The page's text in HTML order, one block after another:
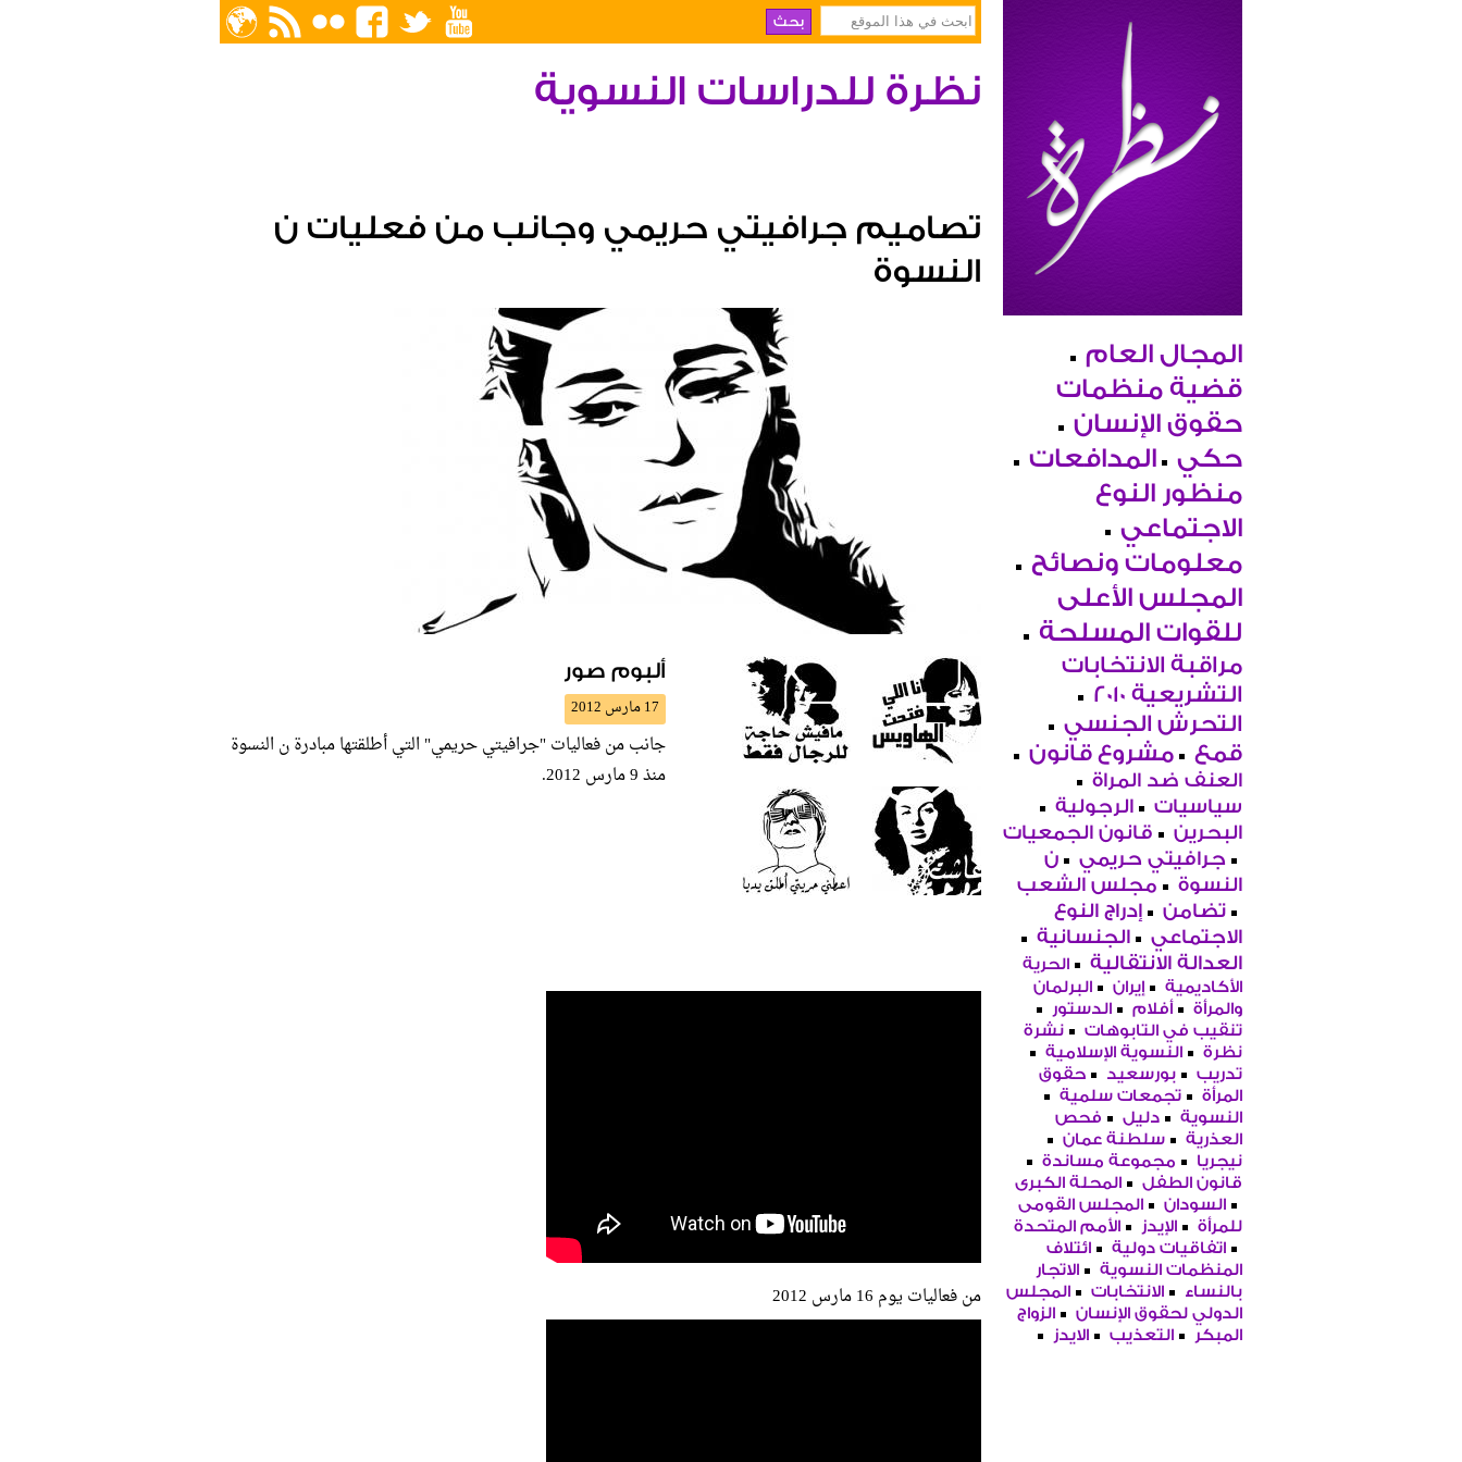
المجال العام
قضية منظمات
حقوق الإنسان
حكي
المدافعات
منظور النوع
الاجتماعي
معلومات ونصائح
المجلس الأعلى
للقوات المسلحة
مراقبة الانتخابات
التشريعية 2010
التحرش الجنسي
قمع
مشروع قانون
العنف ضد المراة
سياسيات
الرجولية
البحرين
قانون الجمعيات
جرافيتي حريمي
ن
النسوة
مجلس الشعب
تضامن
إدراج النوع
الاجتماعي
الجنسانية
العدالة الانتقالية
الحرية
الأكاديمية
إيران
البرلمان
والمرأة
أفلام
الدستور
تنقيب في التابوهات
نشرة
نظرة
النسوية الإسلامية
تدريب
بورسعيد
حقوق
المرأة
تجمعات سلمية
النسوية
دليل
فحص
العذرية
سلطنة عمان
نيجريا
مجموعة مساندة
قانون الطفل
المحلة الكبرى
السودان
المجلس القومى
للمرأة
الإيدز
الأمم المتحدة
اتفاقيات دولية
ائتلاف
المنظمات النسوية
الاتجار
بالنساء
الانتخابات
المجلس
الدولي لحقوق الإنسان
الزواج
المبكر
التعذيب الايدز
نظرة للدراسات النسوية
تصاميم جرافيتي حريمي وجانب من فعليات ن
النسوة
ألبوم صور
17 مارس 2012
جانب من فعاليات "جرافيتي حريمي" التي أطلقتها مبادرة ن النسوة
منذ 9 مارس 2012.
من فعاليات يوم 16 مارس 2012